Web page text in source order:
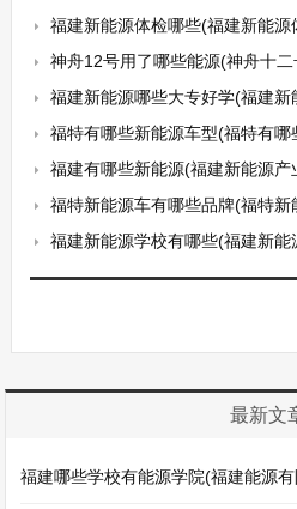
福建新能源体检哪些(福建新能源
神舟12号用了哪些能源(神舟十
福建新能源哪些大专好学(福建新
福特有哪些新能源车型(福特有哪
福建有哪些新能源(福建新能源产
福特新能源车有哪些品牌(福特新
福建新能源学校有哪些(福建新能
最新文
福建哪些学校有能源学院(福建能源